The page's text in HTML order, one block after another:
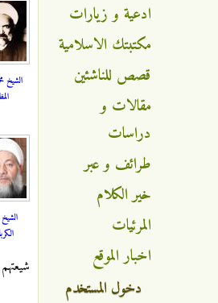
الشيخ
ادعية و زيارات
مكتبتك الاسلامية
قصص للناشئين
مقالات و
دراسات
طرائف و عبر
خير الكلام
المرئيات
اخبار الموقع
دخول المستخدم